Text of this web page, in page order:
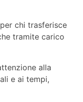
chi trasferisce
tramite carico
alla
e ai tempi,